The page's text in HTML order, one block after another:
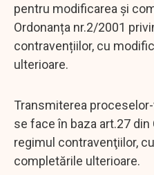
pentru modificarea și
Ordonanța nr.2/2001
contravențiilor, cu
ulterioare.
Transmiterea
se face în baza art.27
regimul contravenţiilor,
completările ulterioare.